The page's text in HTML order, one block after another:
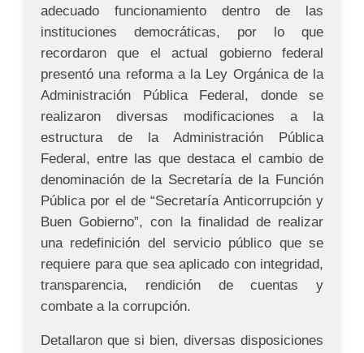
adecuado funcionamiento dentro de las
instituciones democráticas, por lo que
recordaron que el actual gobierno federal
presentó una reforma a la Ley Orgánica de la
Administración Pública Federal, donde se
realizaron diversas modificaciones a la
estructura de la Administración Pública
Federal, entre las que destaca el cambio de
denominación de la Secretaría de la Función
Pública por el de “Secretaría Anticorrupción y
Buen Gobierno”, con la finalidad de realizar
una redefinición del servicio público que se
requiere para que sea aplicado con integridad,
transparencia, rendición de cuentas y
combate a la corrupción.
Detallaron que si bien, diversas disposiciones